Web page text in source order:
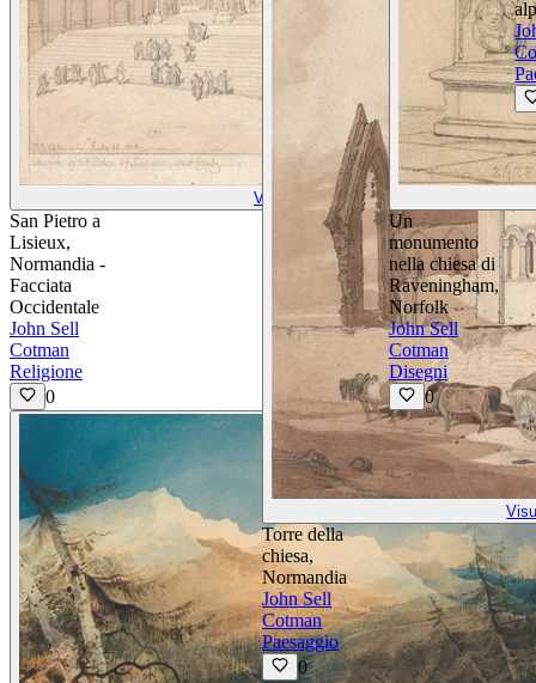
Visualizza Dettagli
San Pietro a
Lisieux,
Normandia -
Facciata
Occidentale
John Sell
Cotman
Religione
0
Torre della
chiesa,
Normandia
John Sell
Cotman
Paesaggio
0
Un
monumento
nella chiesa di
Raveningham,
Norfolk
John Sell
Cotman
Disegni
0